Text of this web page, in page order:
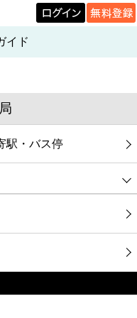
イド
駅・バス停